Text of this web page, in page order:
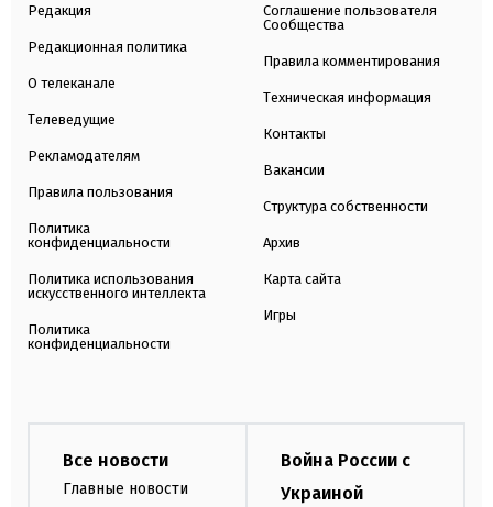
Редакция
Редакционная политика
О телеканале
Телеведущие
Рекламодателям
Правила пользования
Политика
конфиденциальности
Политика использования
искусственного интеллекта
Политика
конфиденциальности
Соглашение пользователя
Сообщества
Правила комментирования
Техническая информация
Контакты
Вакансии
Структура собственности
Архив
Карта сайта
Игры
Все новости
Главные новости
Война России с
Украиной